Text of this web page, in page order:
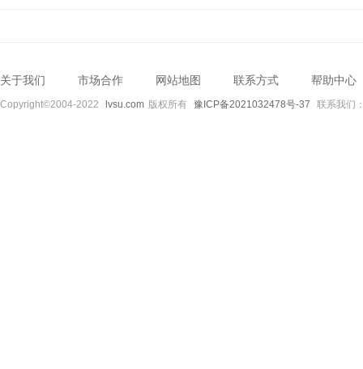
关于我们 市场合作 网站地图 联系方式 帮助中心
Copyright©2004-2022 lvsu.com 版权所有 豫ICP备2021032478号-37 联系我们